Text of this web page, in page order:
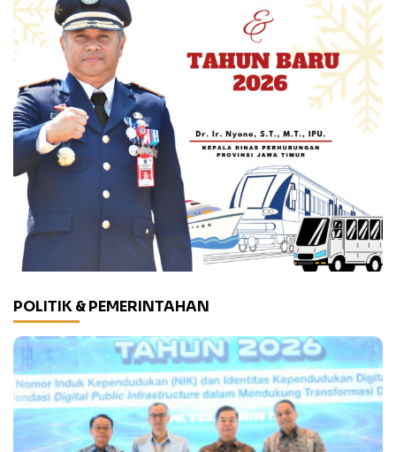
POLITIK & PEMERINTAHAN